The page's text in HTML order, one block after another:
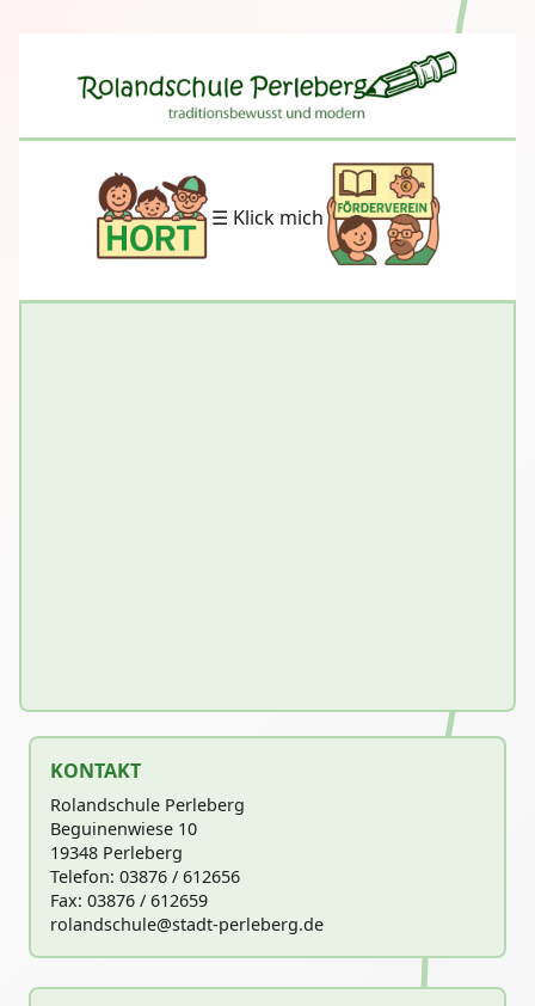
☰ Klick mich
KONTAKT
Rolandschule Perleberg
Beguinenwiese 10
19348 Perleberg
Telefon: 03876 / 612656
Fax: 03876 / 612659
rolandschule@stadt-perleberg.de